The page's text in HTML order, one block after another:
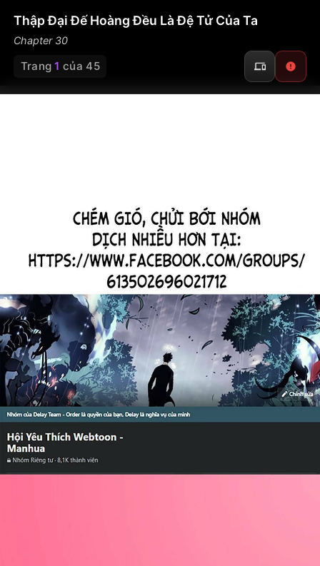
Thập Đại Đế Hoàng Đều Là Đệ Tử Của Ta
Chapter 30
Trang1 của 45